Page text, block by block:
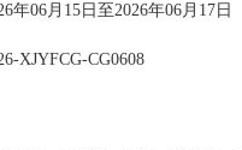
年06月15日至2026年06月17日
XJYFCG-CG0608